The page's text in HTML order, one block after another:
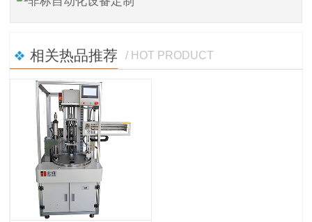
相关热品推荐 / HOT PRODUCT